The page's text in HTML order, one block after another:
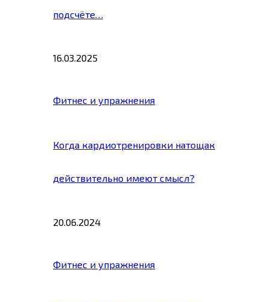
подсчёте…
16.03.2025
Фитнес и упражнения
Когда кардиотренировки натощак
действительно имеют смысл?
20.06.2024
Фитнес и упражнения